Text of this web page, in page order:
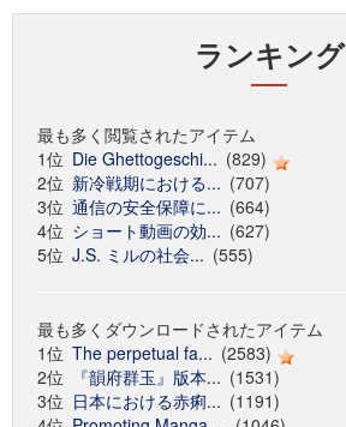
ランキング
最も多く閲覧されたアイテム
1位 Die Ghettogeschi... (829)
2位 新冷戦期における... (707)
3位 通信の安全保障に... (664)
4位 ショート動画の効... (627)
5位 J.S. ミルの社会... (555)
最も多くダウンロードされたアイテム
1位 The perpetual fa... (2583)
2位
『韻府群玉』版本... (1531)
3位 日本における赤痢... (1191)